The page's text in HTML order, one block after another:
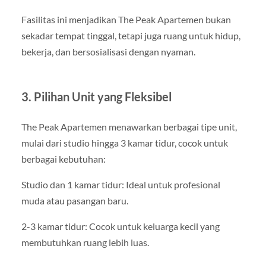
Fasilitas ini menjadikan The Peak Apartemen bukan
sekadar tempat tinggal, tetapi juga ruang untuk hidup,
bekerja, dan bersosialisasi dengan nyaman.
3. Pilihan Unit yang Fleksibel
The Peak Apartemen menawarkan berbagai tipe unit,
mulai dari studio hingga 3 kamar tidur, cocok untuk
berbagai kebutuhan:
Studio dan 1 kamar tidur: Ideal untuk profesional
muda atau pasangan baru.
2-3 kamar tidur: Cocok untuk keluarga kecil yang
membutuhkan ruang lebih luas.